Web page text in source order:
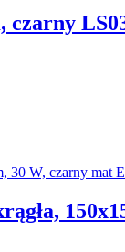
czarny